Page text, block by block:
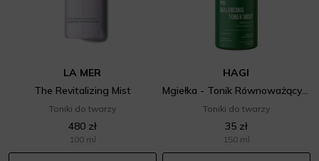
LA MER
The Revitalizing Mist
Toniki do twarzy
480 zł
100 ml
HAGI
Mgiełka - Tonik Równoważący PH Dermosophy
Toniki do twarzy
35 zł
150 ml